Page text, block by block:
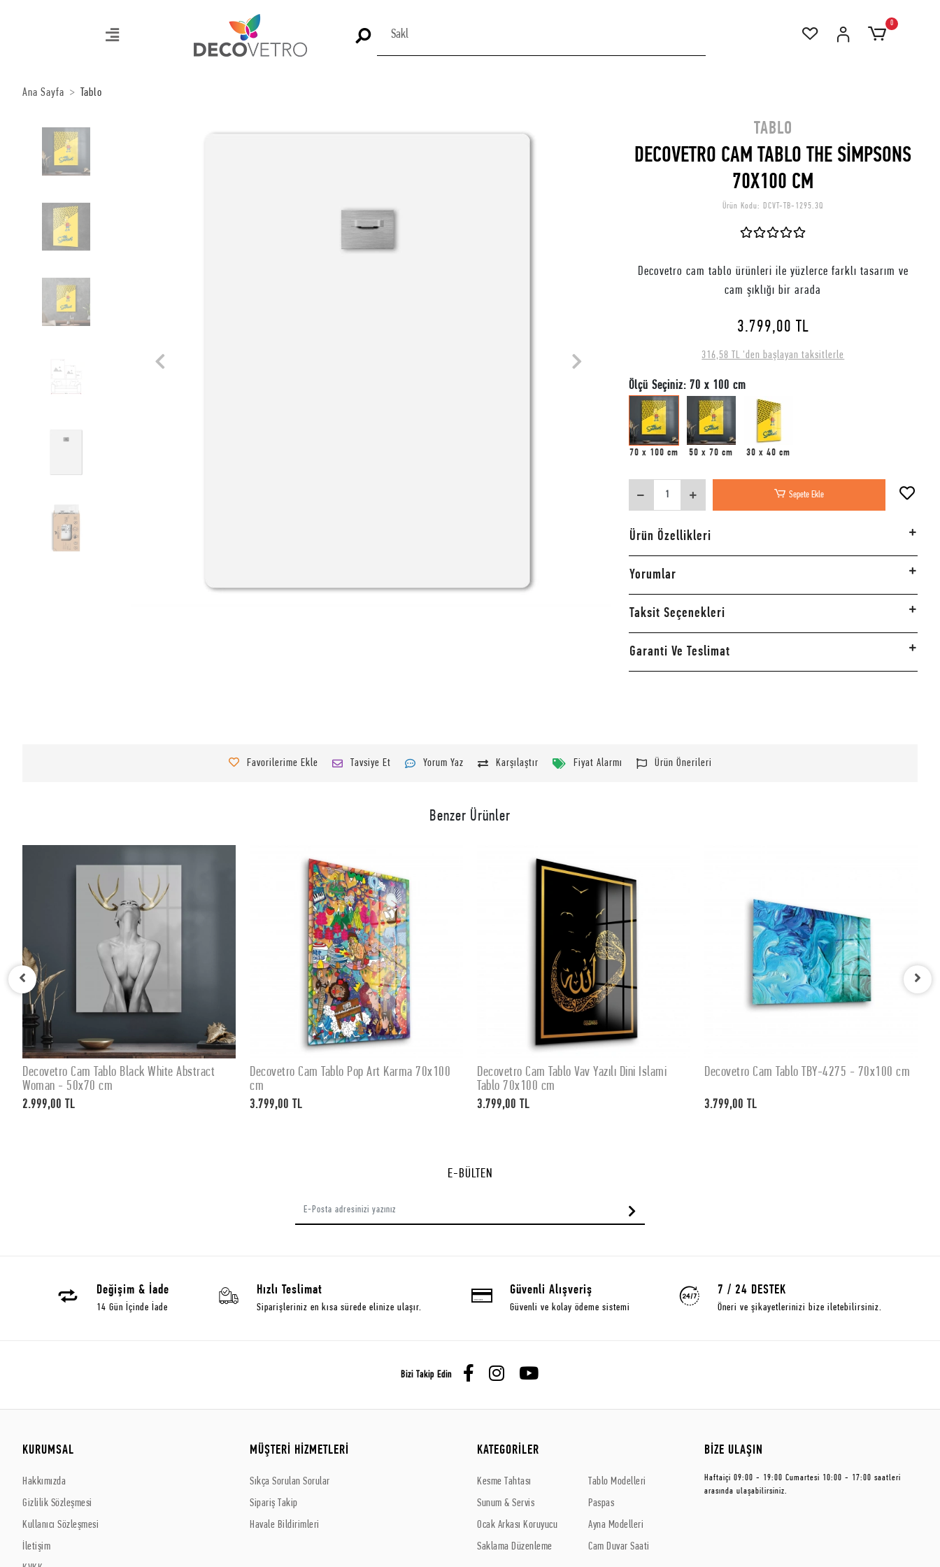
0
Ana Sayfa Tablo
TABLO
DECOVETRO CAM TABLO THE SİMPSONS
70X100 CM
Ürün Kodu: DCVT-TB-1295.3Q
Decovetro cam tablo ürünleri ile yüzlerce farklı tasarım ve
cam şıklığı bir arada
3.799,00 TL
316,58 TL 'den başlayan taksitlerle
Ölçü Seçiniz: 70 x 100 cm
70 x 100 cm 50 x 70 cm 30 x 40 cm
Sepete Ekle
Ürün Özellikleri
Yorumlar
Taksit Seçenekleri
Garanti Ve Teslimat
Favorilerime Ekle Tavsiye Et Yorum Yaz Karşılaştır Fiyat Alarmı Ürün Önerileri
Benzer Ürünler
SEPETE EKLE
Decovetro Cam Tablo Black White Abstract
Woman - 50x70 cm
2.999,00 TL
SEPETE EKLE
Decovetro Cam Tablo Pop Art Karma 70x100
cm
3.799,00 TL
SEPETE EKLE
Decovetro Cam Tablo Vav Yazılı Dini İslami
Tablo 70x100 cm
3.799,00 TL
SEPETE EKLE
Decovetro Cam Tablo TBY-4275 - 70x100 cm
3.799,00 TL
E-BÜLTEN
Değişim & İade
14 Gün İçinde İade
Hızlı Teslimat
Siparişleriniz en kısa sürede elinize ulaşır.
Güvenli Alışveriş
Güvenli ve kolay ödeme sistemi
7 / 24 DESTEK
Öneri ve şikayetlerinizi bize iletebilirsiniz.
Bizi Takip Edin
KURUMSAL
Hakkımızda
Gizlilik Sözleşmesi
Kullanıcı Sözleşmesi
İletişim
MÜŞTERİ HİZMETLERİ
Sıkça Sorulan Sorular
Sipariş Takip
Havale Bildirimleri
KATEGORİLER
Kesme Tahtası
Sunum & Servis
Ocak Arkası Koruyucu
Saklama Düzenleme
Tablo Modelleri
Paspas
Ayna Modelleri
Cam Duvar Saati
BİZE ULAŞIN
Haftaiçi 09:00 - 19:00 Cumartesi 10:00 - 17:00 saatleri
arasında ulaşabilirsiniz.